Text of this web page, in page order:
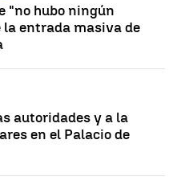
"no hubo ningún
entrada masiva de
autoridades y a la
en el Palacio de